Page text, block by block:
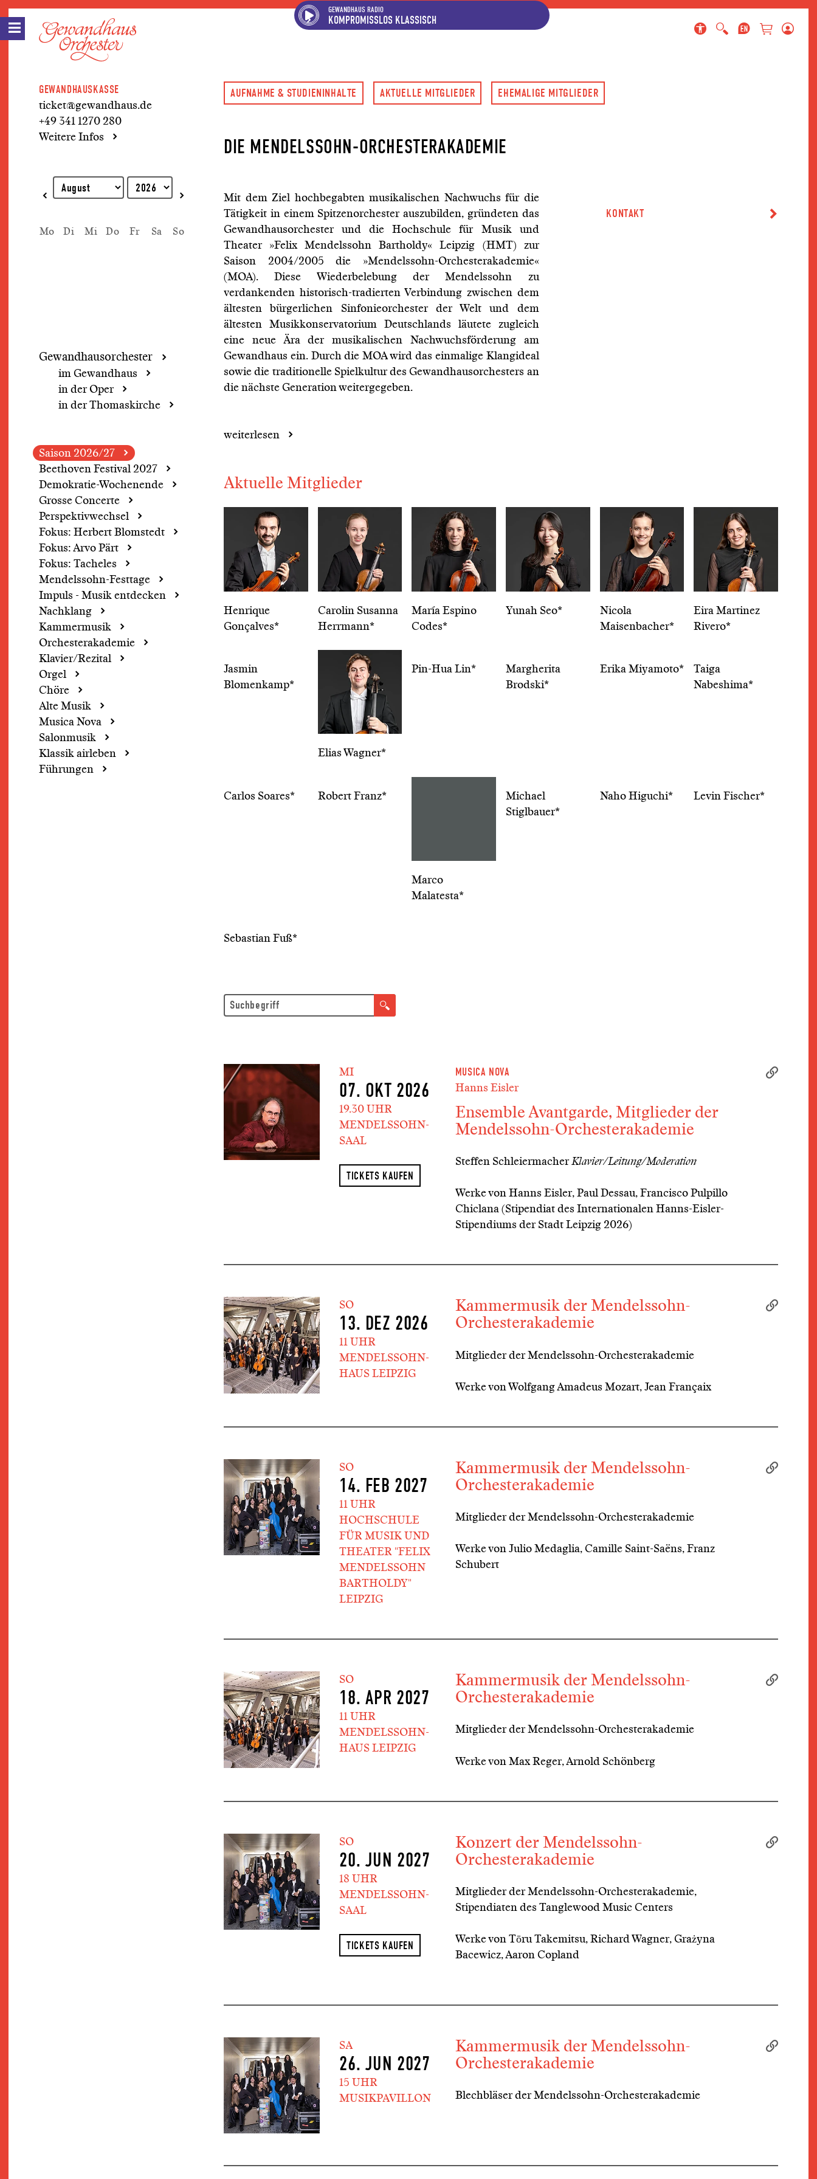
Hauptregion der Seite anspringen
Spielplan-Kalender anspringen
Genre-Navigation anspringen
GEWANDHAUS RADIO
KOMPROMISSLOS KLASSISCH
GEWANDHAUSKASSE
ticket@gewandhaus.de
+49 341 1270 280
Weitere Infos
Erklärung zur Tastaturbedienung
Mo Di Mi Do Fr Sa So
Gewandhaus­orchester
im Gewandhaus
in der Oper
in der Thomaskirche
Saison 2026/27
Beethoven Festival 2027
Demokratie-Wochenende
Grosse Concerte
Perspektivwechsel
Fokus: Herbert Blomstedt
Fokus: Arvo Pärt
Fokus: Tacheles
Mendelssohn-Festtage
Impuls - Musik entdecken
Nachklang
Kammermusik
Orchesterakademie
Klavier/Rezital
Orgel
Chöre
Alte Musik
Musica Nova
Salonmusik
Klassik airleben
Führungen
AUFNAHME & STUDIENINHALTE AKTUELLE MITGLIEDER EHEMALIGE MITGLIEDER
DIE MENDELSSOHN-ORCHESTERAKADEMIE
Mit dem Ziel hochbegabten musikalischen Nachwuchs für die
Tätigkeit in einem Spitzenorchester auszubilden, gründeten das
Gewandhausorchester und die Hochschule für Musik und
Theater »Felix Mendelssohn Bartholdy« Leipzig (HMT) zur
Saison 2004/2005 die »Mendelssohn-Orchesterakademie«
(MOA). Diese Wiederbelebung der Mendelssohn zu
verdankenden historisch-tradierten Verbindung zwischen dem
ältesten bürgerlichen Sinfonieorchester der Welt und dem
ältesten Musikkonservatorium Deutschlands läutete zugleich
eine neue Ära der musikalischen Nachwuchsförderung am
Gewandhaus ein. Durch die MOA wird das einmalige Klangideal
sowie die traditionelle Spielkultur des Gewandhausorchesters an
die nächste Generation weitergegeben.
weiterlesen
KONTAKT
Aktuelle Mitglieder
Henrique
Gonçalves*
Carolin Susanna
Herrmann*
María Espino
Codes*
Yunah Seo*
Nicola
Maisenbacher*
Eira Martinez
Rivero*
Jasmin
Blomenkamp*
Elias Wagner*
Pin-Hua Lin*
Margherita
Brodski*
Erika Miyamoto*
Taiga
Nabeshima*
Carlos Soares* Robert Franz*
Marco
Malatesta*
Michael
Stiglbauer*
Naho Higuchi* Levin Fischer*
Sebastian Fuß*
MI
07. OKT 2026
19.30 UHR
MENDELSSOHN-
SAAL
TICKETS KAUFEN
MUSICA NOVA
Hanns Eisler
Ensemble Avantgarde, Mitglieder der
Mendelssohn-Orchesterakademie
Steffen SchleiermacherKlavier/Leitung/Moderation
Werke von Hanns Eisler, Paul Dessau, Francisco Pulpillo
Chiclana (Stipendiat des Internationalen Hanns-Eisler-
Stipendiums der Stadt Leipzig 2026)
SO
13. DEZ 2026
11 UHR
MENDELSSOHN-
HAUS LEIPZIG
Kammermusik der Mendelssohn-
Orchesterakademie
Mitglieder der Mendelssohn-Orchesterakademie
Werke von Wolfgang Amadeus Mozart, Jean Françaix
SO
14. FEB 2027
11 UHR
HOCHSCHULE
FÜR MUSIK UND
THEATER "FELIX
MENDELSSOHN
BARTHOLDY"
LEIPZIG
Kammermusik der Mendelssohn-
Orchesterakademie
Mitglieder der Mendelssohn-Orchesterakademie
Werke von Julio Medaglia, Camille Saint-Saëns, Franz
Schubert
SO
18. APR 2027
11 UHR
MENDELSSOHN-
HAUS LEIPZIG
Kammermusik der Mendelssohn-
Orchesterakademie
Mitglieder der Mendelssohn-Orchesterakademie
Werke von Max Reger, Arnold Schönberg
SO
20. JUN 2027
18 UHR
MENDELSSOHN-
SAAL
TICKETS KAUFEN
Konzert der Mendelssohn-
Orchesterakademie
Mitglieder der Mendelssohn-Orchesterakademie,
Stipendiaten des Tanglewood Music Centers
Werke von Tōru Takemitsu, Richard Wagner, Grażyna
Bacewicz, Aaron Copland
SA
26. JUN 2027
15 UHR
MUSIKPAVILLON
Kammermusik der Mendelssohn-
Orchesterakademie
Blechbläser der Mendelssohn-Orchesterakademie